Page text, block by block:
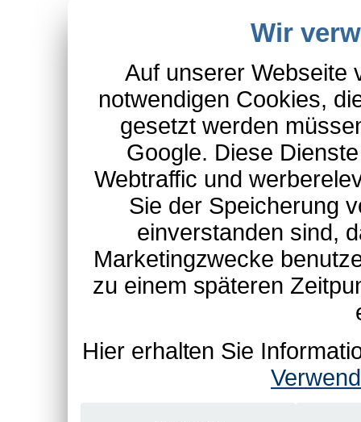
Wir
Auf unserer Webseite
notwendigen Cookies,
gesetzt werden
Google. Diese
Webtraffic und
Sie der Speicherung
einverstanden sind,
Marketingzwecke
zu einem späteren
Hier erhalten Sie